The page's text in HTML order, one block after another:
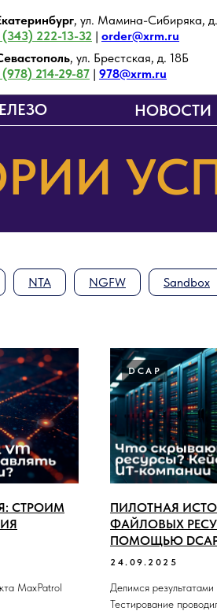
НОВОСТИ
, ул. Мамина-Сибиряка,
(343) 222-13-32 | order@xrm.ru
, ул. Брестская, д. 18Б
(978) 214-29-87 | 978@xrm.ru
NTA NGFW Sandbox
СТРОИМ
MaxPatrol
DCAP
ПИЛОТНАЯ
ФАЙЛОВЫХ
ПОМОЩЬЮ DCAP
24.09.2025
Делимся результатами
Тестирование